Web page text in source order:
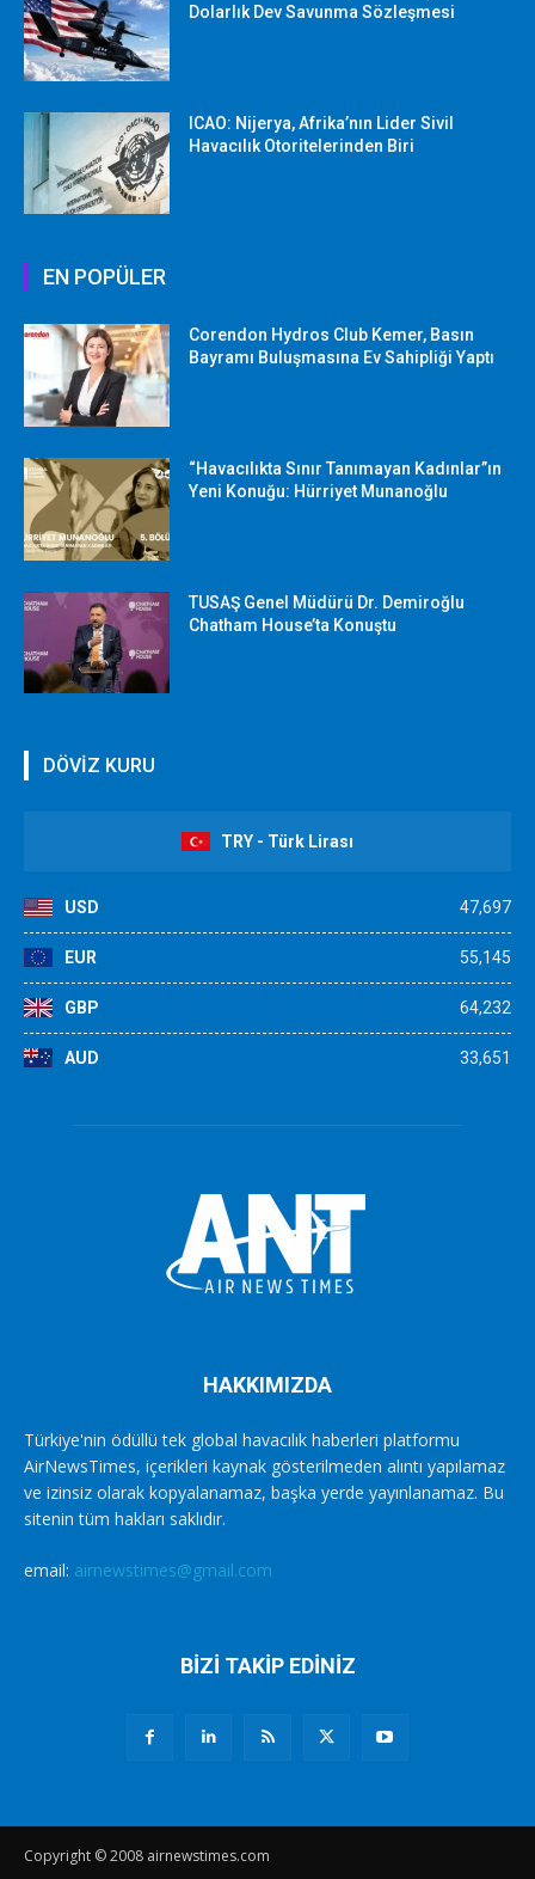
Dolarlık Dev Savunma Sözleşmesi
ICAO: Nijerya, Afrika’nın Lider Sivil
Havacılık Otoritelerinden Biri
EN POPÜLER
Corendon Hydros Club Kemer, Basın
Bayramı Buluşmasına Ev Sahipliği Yaptı
“Havacılıkta Sınır Tanımayan Kadınlar”ın
Yeni Konuğu: Hürriyet Munanoğlu
TUSAŞ Genel Müdürü Dr. Demiroğlu
Chatham House’ta Konuştu
DÖVİZ KURU
TRY - Türk Lirası
USD 47,697
EUR 55,145
GBP 64,232
AUD 33,651
HAKKIMIZDA
Türkiye'nin ödüllü tek global havacılık haberleri platformu
AirNewsTimes, içerikleri kaynak gösterilmeden alıntı yapılamaz
ve izinsiz olarak kopyalanamaz, başka yerde yayınlanamaz. Bu
sitenin tüm hakları saklıdır.
email: airnewstimes@gmail.com
BİZİ TAKİP EDİNİZ
Copyright © 2008 airnewstimes.com